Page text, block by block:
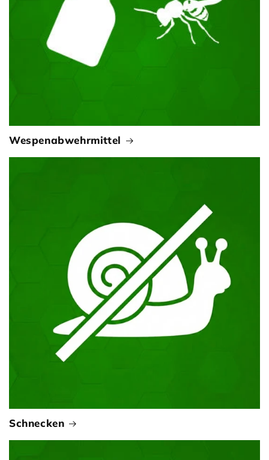
Wespenabwehrmittel
Schnecken